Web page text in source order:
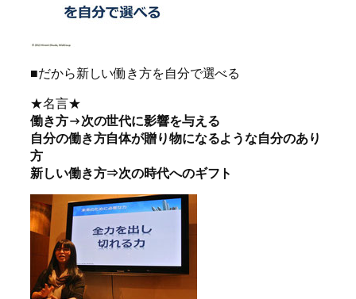
■だから新しい働き方を自分で選べる
★名言★
働き方→次の世代に影響を与える
自分の働き方自体が贈り物になるような自分のあり
方
新しい働き方⇒次の時代へのギフト